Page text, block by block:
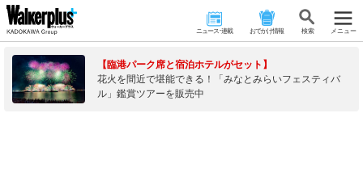
ニュース･連載 おでかけ情報 検 索 メニュー
【臨港パーク席と宿泊ホテルがセット】
花火を間近で堪能できる！「みなとみらいフェスティバ
ル」鑑賞ツアーを販売中